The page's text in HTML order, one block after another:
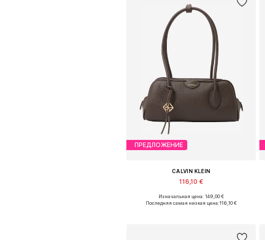
ПРЕДЛОЖЕНИЕ
CALVIN KLEIN
116,10 €
Изначальная цена: 149,00 €
Последняя самая низкая цена:116,10 €